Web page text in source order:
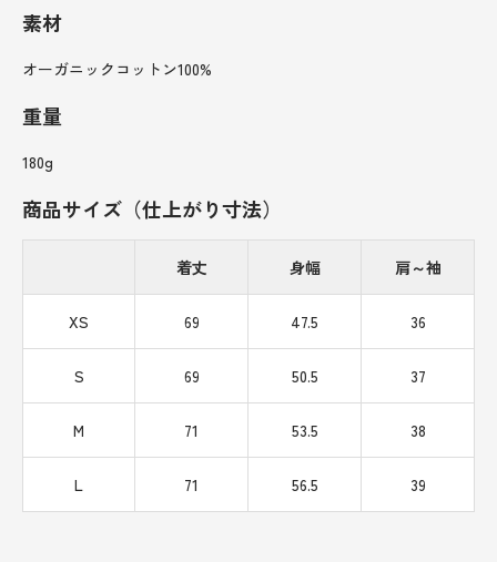
素材
オーガニックコットン100%
重量
180g
商品サイズ（仕上がり寸法）
着丈 身幅 肩～袖
XS 69 47.5 36
S 69 50.5 37
M 71 53.5 38
L 71 56.5 39